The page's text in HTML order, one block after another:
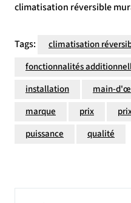
climatisation réversible
Tags: climatisation
fonctionnalités
installation
main-
marque
prix
puissance
qualité